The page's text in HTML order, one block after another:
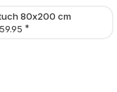
80x200 cm
*